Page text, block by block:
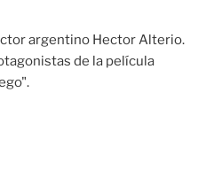
argentino Hector Alterio.
de la película